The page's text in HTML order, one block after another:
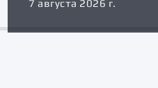
7 августа 2026 г.